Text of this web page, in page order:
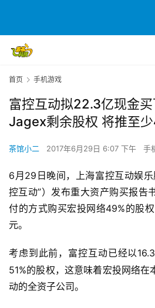
首页 手机游戏
富控互动拟22.3亿现金
Jagex剩余股权 将推至
茶馆小二 2017年6月29日 6:07 下午 手
6月29日晚间，上海富控互动娱
控互动”）发布重大资产购买报告
付的方式购买宏投网络49%的股
元。
考虑到此前，富控互动已经以
51%的股权，这意味着宏投网络在
动的全资子公司。